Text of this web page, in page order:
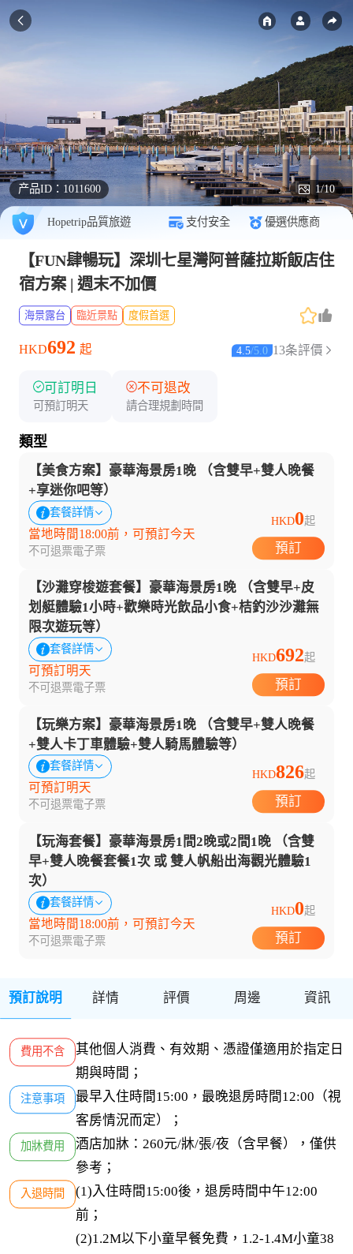
产品ID： 1011600 1/10
Hopetrip品質旅遊 支付安全 優選供應商
【FUN肆暢玩】深圳七星灣阿普薩拉斯飯店住
宿方案 | 週末不加價
海景露台 臨近景點 度假首選
HKD692 起 4.5/5.0 13条評價
可訂明日
可預訂明天
不可退改
請合理規劃時間
類型
【美食方案】豪華海景房1晚 （含雙早+雙人晚餐
+享迷你吧等）
套餐詳情
當地時間18:00前，可預訂今天
不可退票電子票
HKD0起
預訂
【沙灘穿梭遊套餐】豪華海景房1晚 （含雙早+皮
划艇體驗1小時+歡樂時光飲品小食+桔釣沙沙灘無
限次遊玩等）
套餐詳情
可預訂明天
不可退票電子票
HKD692起
預訂
【玩樂方案】豪華海景房1晚 （含雙早+雙人晚餐
+雙人卡丁車體驗+雙人騎馬體驗等）
套餐詳情
可預訂明天
不可退票電子票
HKD826起
預訂
【玩海套餐】豪華海景房1間2晚或2間1晚 （含雙
早+雙人晚餐套餐1次 或 雙人帆船出海觀光體驗1
次）
套餐詳情
當地時間18:00前，可預訂今天
不可退票電子票
HKD0起
預訂
預訂說明 詳情 評價 周邊 資訊
費用不含
其他個人消費、有效期、憑證僅適用於指定日
期與時間；
注意事項
最早入住時間15:00，最晚退房時間12:00（視
客房情況而定）；
加牀費用
酒店加牀：260元/牀/張/夜（含早餐），僅供
參考；
入退時間
(1)入住時間15:00後，退房時間中午12:00
前；
(2)1.2M以下小童早餐免費，1.2-1.4M小童38